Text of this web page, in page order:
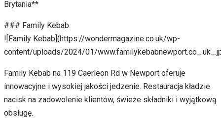
Brytania**
### Family Kebab
![Family Kebab](https://wondermagazine.co.uk/wp-
content/uploads/2024/01/
Family Kebab na 119 Caerleon Rd w Newport oferuje
innowacyjne i wysokiej jakości jedzenie. Restauracja kładzie
nacisk na zadowolenie klientów, świeże składniki i wyjątkową
obsługę.